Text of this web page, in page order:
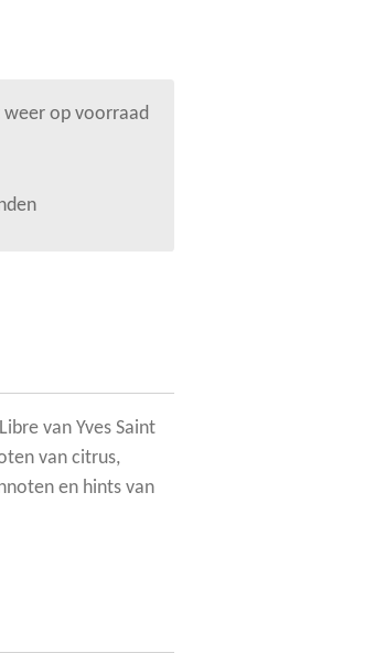
op voorraad
van Yves Saint
van citrus,
en hints van